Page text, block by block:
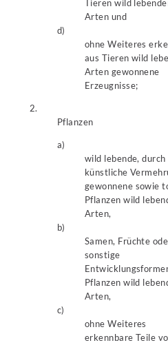
Tieren wild
Arten und
d)
ohne Weiteres
aus Tieren wild
Arten gewonnene
Erzeugnisse;
2.
Pflanzen
a)
wild lebende, durch
künstliche
gewonnene sowie
Pflanzen wild
Arten,
b)
Samen, Früchte
sonstige
Pflanzen wild
Arten,
c)
ohne Weiteres
erkennbare Teile